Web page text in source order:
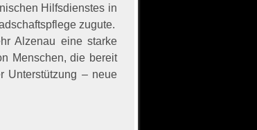
Hilfsdienstes in
zugute.
Alzenau eine starke
Menschen, die bereit
Unterstützung – neue